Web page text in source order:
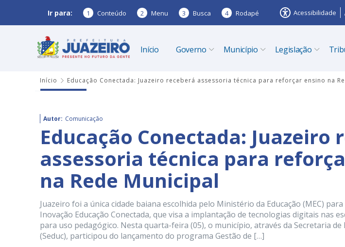
Ir para: 1 Conteúdo 2 Menu 3 Busca 4 Rodapé Acessibilidade
Início Governo Município Legislação
Início Educação Conectada: Juazeiro receberá assessoria técnica para reforçar ensino na
Autor: Comunicação
Educação Conectada: Juazeiro
assessoria técnica para
na Rede Municipal
Juazeiro foi a única cidade baiana escolhida pelo Ministério da Educação (MEC)
Inovação Educação Conectada, que visa a implantação de tecnologias digitais nas
para uso pedagógico. Nesta quarta-feira (05), o município, através da Secretaria de
(Seduc), participou do lançamento do programa Gestão de […]